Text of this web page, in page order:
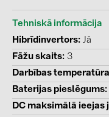
PRYSMIAN DRAKA
PYLONTECH (17)
SMA (1)
SolarEdge (2)
Tehniskā informācija
Hibrīdinvertors Jā
Fāžu skaits 3
Darbības temperatūra
Baterijas pieslēgums
DC maksimālā ieejas